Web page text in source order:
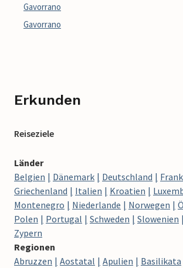
Gavorrano
Gavorrano
Erkunden
Reiseziele
Länder
Belgien
Dänemark Deutschland
Griechenland
Italien Kroatien
Montenegro
Niederlande Norwegen
Polen
Portugal Schweden Slowenien
Zypern
Regionen
Abruzzen
Aostatal Apulien
Basilikata